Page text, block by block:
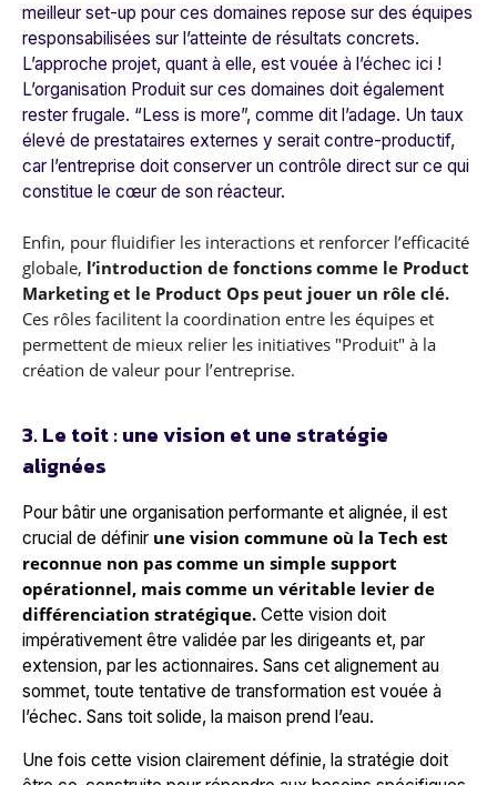
meilleur set-up pour ces domaines repose sur des équipes
responsabilisées sur l’atteinte de résultats concrets.
L’approche projet, quant à elle, est vouée à l’échec ici !
L’organisation Produit sur ces domaines doit également
rester frugale. “Less is more”, comme dit l’adage. Un taux
élevé de prestataires externes y serait contre-productif,
car l’entreprise doit conserver un contrôle direct sur ce qui
constitue le cœur de son réacteur.
Enfin, pour fluidifier les interactions et renforcer l’efficacité
globale, l’introduction de fonctions comme le Product
Marketing et le Product Ops peut jouer un rôle clé.
Ces rôles facilitent la coordination entre les équipes et
permettent de mieux relier les initiatives "Produit" à la
création de valeur pour l’entreprise.
3. Le toit : une vision et une stratégie
alignées
Pour bâtir une organisation performante et alignée, il est
crucial de définir une vision commune où la Tech est
reconnue non pas comme un simple support
opérationnel, mais comme un véritable levier de
différenciation stratégique. Cette vision doit
impérativement être validée par les dirigeants et, par
extension, par les actionnaires. Sans cet alignement au
sommet, toute tentative de transformation est vouée à
l’échec. Sans toit solide, la maison prend l’eau.
Une fois cette vision clairement définie, la stratégie doit